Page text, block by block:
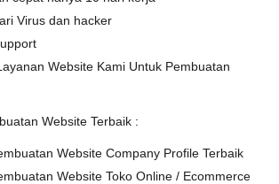
Virus dan hacker
Website Kami Untuk Pembuatan
Website Terbaik :
Website Company Profile Terbaik
Website Toko Online / Ecommerce